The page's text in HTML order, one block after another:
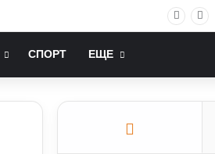
СПОРТ ЕЩЕ